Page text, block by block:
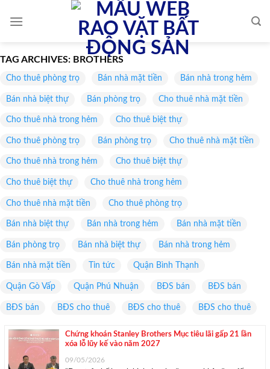
TAG ARCHIVES: BROTHERS
Cho thuê phòng trọ Bán nhà mặt tiền Bán nhà trong hẻm
Bán nhà biệt thự Bán phòng trọ Cho thuê nhà mặt tiền
Cho thuê nhà trong hẻm Cho thuê biệt thự
Cho thuê phòng trọ Bán phòng trọ Cho thuê nhà mặt tiền
Cho thuê nhà trong hẻm Cho thuê biệt thự
Cho thuê biệt thự Cho thuê nhà trong hẻm
Cho thuê nhà mặt tiền Cho thuê phòng trọ
Bán nhà biệt thự Bán nhà trong hẻm Bán nhà mặt tiền
Bán phòng trọ Bán nhà biệt thự Bán nhà trong hẻm
Bán nhà mặt tiền Tin tức Quận Bình Thạnh
Quận Gò Vấp Quận Phú Nhuận BĐS bán BĐS bán
BĐS bán BĐS cho thuê BĐS cho thuê BĐS cho thuê
Chứng khoán Stanley Brothers Mục tiêu lãi gấp 21 lần
xóa lỗ lũy kế vào năm 2027
09/05/2026